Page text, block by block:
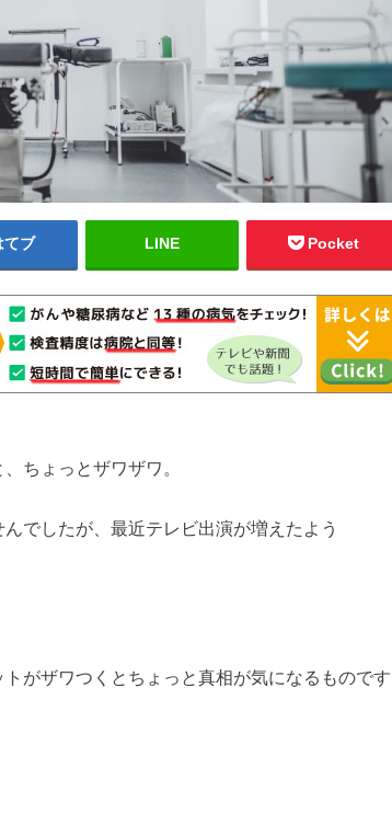
てブ LINE Pocket
、ちょっとザワザワ。
でしたが、最近テレビ出演が増えたよう
がザワつくとちょっと真相が気になるものです